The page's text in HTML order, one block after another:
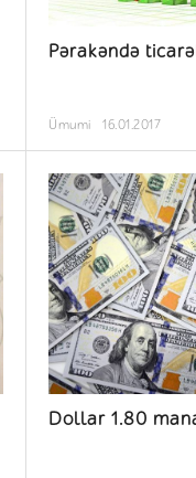
Pərakəndə
Ümumi 16.01.2017
Dollar 1.80